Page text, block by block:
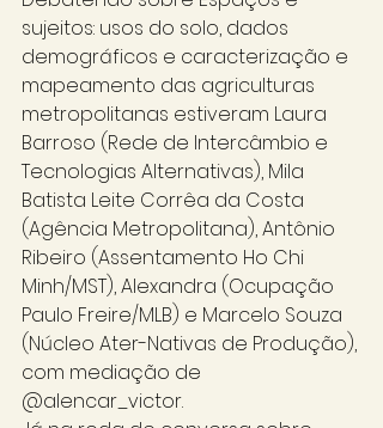
sujeitos: usos do solo, dados
demográficos e caracterização e
mapeamento das agriculturas
metropolitanas estiveram Laura
Barroso (Rede de Intercâmbio e
Tecnologias Alternativas), Mila
Batista Leite Corrêa da Costa
(Agência Metropolitana), Antônio
Ribeiro (Assentamento Ho Chi
Minh/MST), Alexandra (Ocupação
Paulo Freire/MLB) e Marcelo Souza
(Núcleo Ater-Nativas de Produção),
com mediação de
@alencar_victor.